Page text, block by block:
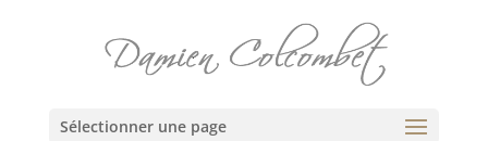
Sélectionner une page